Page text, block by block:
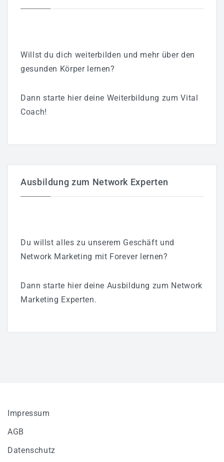
Willst du dich weiterbilden und mehr über den
gesunden Körper lernen?
Dann starte hier deine Weiterbildung zum Vital
Coach!
Ausbildung zum Network Experten
Du willst alles zu unserem Geschäft und
Network Marketing mit Forever lernen?
Dann starte hier deine Ausbildung zum Network
Marketing Experten.
Impressum
AGB
Datenschutz